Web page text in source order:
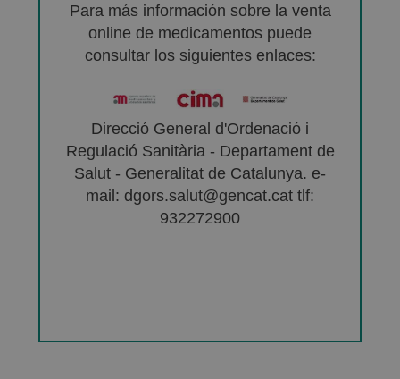
Para más información sobre la venta
online de medicamentos puede
consultar los siguientes enlaces:
Direcció General d'Ordenació i
Regulació Sanitària - Departament de
Salut - Generalitat de Catalunya. e-
mail: dgors.salut@gencat.cat tlf:
932272900